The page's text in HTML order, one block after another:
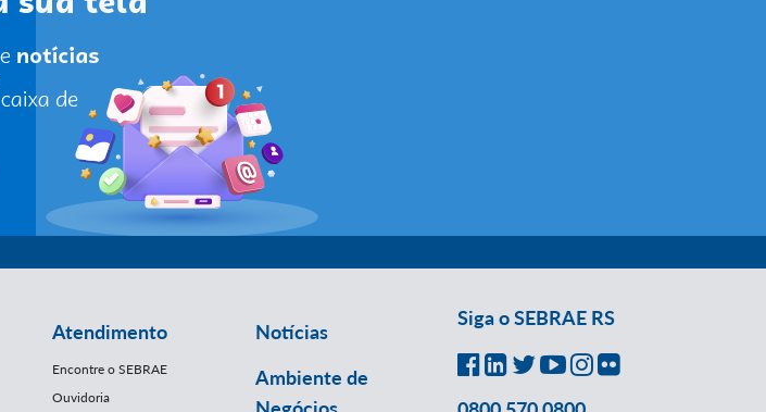
Atendimento
Encontre o SEBRAE
Ouvidoria
Notícias
Ambiente de
Siga o SEBRAE RS